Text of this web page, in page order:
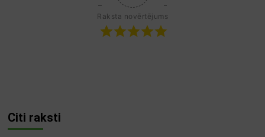
Raksta novērtējums
Citi raksti